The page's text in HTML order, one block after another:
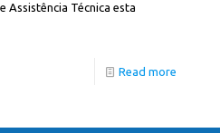
Assistência Técnica esta
Read more